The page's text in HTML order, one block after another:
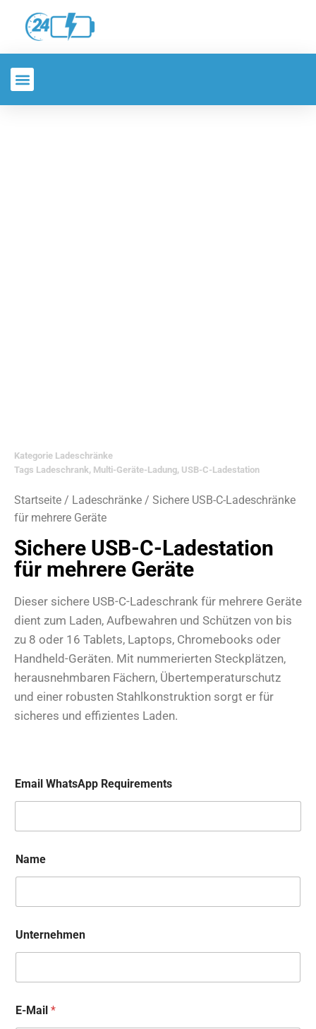
Kategorie Ladeschränke
Tags Ladeschrank, Multi-Geräte-Ladung, USB-C-Ladestation
Startseite / Ladeschränke / Sichere USB-C-Ladeschränke
für mehrere Geräte
Sichere USB-C-Ladestation
für mehrere Geräte
Dieser sichere USB-C-Ladeschrank für mehrere Geräte
dient zum Laden, Aufbewahren und Schützen von bis
zu 8 oder 16 Tablets, Laptops, Chromebooks oder
Handheld-Geräten. Mit nummerierten Steckplätzen,
herausnehmbaren Fächern, Übertemperaturschutz
und einer robusten Stahlkonstruktion sorgt er für
sicheres und effizientes Laden.
Email WhatsApp Requirements
Name
Unternehmen
E-Mail *